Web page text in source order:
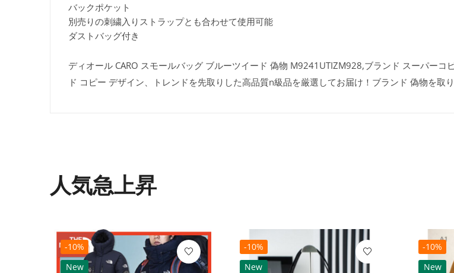
バックポケット
別売りの刺繍入りストラップとも合わせて使用可能
ダストバッグ付き
ディオール CARO スモールバッグ ブルーツイード 偽物 M9241UTIZM928,ブランド スーパー
ド コピー デザイン、トレンドを先取りした高品質n級品を厳選してお届け！ブランド 偽物を取
人気急上昇
-10%
New
-10%
New
-10%
New